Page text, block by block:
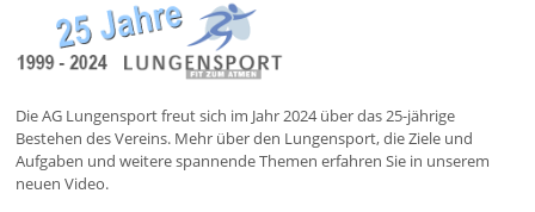
Die AG Lungensport freut sich im Jahr 2024 über das 25-jährige
Bestehen des Vereins. Mehr über den Lungensport, die Ziele und
Aufgaben und weitere spannende Themen erfahren Sie in unserem
neuen Video.